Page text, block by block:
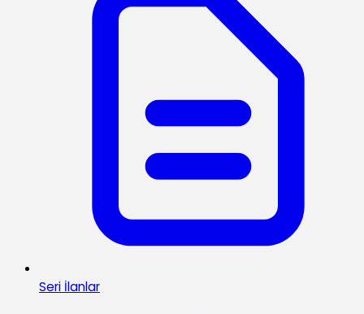
Seri İlanlar